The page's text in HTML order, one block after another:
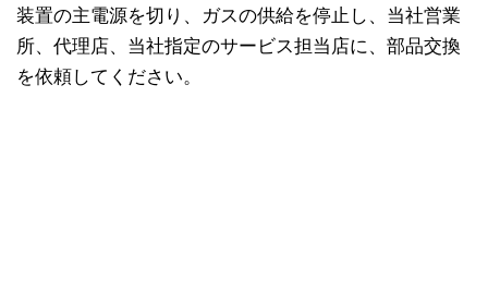
装置の主電源を切り、ガスの供給を停止し、当社営業
所、代理店、当社指定のサービス担当店に、部品交換
を依頼してください。